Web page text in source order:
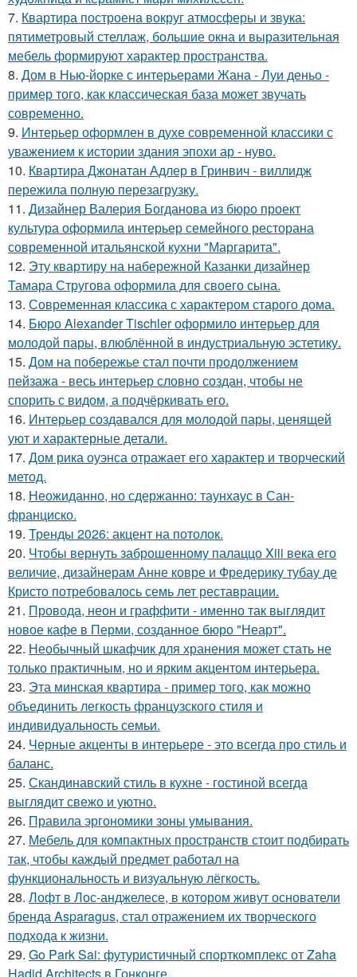
7. Квартира построена вокруг атмосферы и звука:
пятиметровый стеллаж, большие окна и выразительная
мебель формируют характер пространства.
8. Дом в Нью-йорке с интерьерами Жана - Луи деньо -
пример того, как классическая база может звучать
современно.
9. Интерьер оформлен в духе современной классики с
уважением к истории здания эпохи ар - нуво.
10. Квартира Джонатан Адлер в Гринвич - виллидж
пережила полную перезагрузку.
11. Дизайнер Валерия Богданова из бюро проект
культура оформила интерьер семейного ресторана
современной итальянской кухни "Маргарита".
12. Эту квартиру на набережной Казанки дизайнер
Тамара Стругова оформила для своего сына.
13. Современная классика с характером старого дома.
14. Бюро Alexander Tischler оформило интерьер для
молодой пары, влюблённой в индустриальную эстетику.
15. Дом на побережье стал почти продолжением
пейзажа - весь интерьер словно создан, чтобы не
спорить с видом, а подчёркивать его.
16. Интерьер создавался для молодой пары, ценящей
уют и характерные детали.
17. Дом рика оуэнса отражает его характер и творческий
метод.
18. Неожиданно, но сдержанно: таунхаус в Сан-
франциско.
19. Тренды 2026: акцент на потолок.
20. Чтобы вернуть заброшенному палаццо Xiii века его
величие, дизайнерам Анне ковре и Фредерику тубау де
Кристо потребовалось семь лет реставрации.
21. Провода, неон и граффити - именно так выглядит
новое кафе в Перми, созданное бюро "Неарт".
22. Необычный шкафчик для хранения может стать не
только практичным, но и ярким акцентом интерьера.
23. Эта минская квартира - пример того, как можно
объединить легкость французского стиля и
индивидуальность семьи.
24. Черные акценты в интерьере - это всегда про стиль и
баланс.
25. Скандинавский стиль в кухне - гостиной всегда
выглядит свежо и уютно.
26. Правила эргономики зоны умывания.
27. Мебель для компактных пространств стоит подбирать
так, чтобы каждый предмет работал на
функциональность и визуальную лёгкость.
28. Лофт в Лос-анджелесе, в котором живут основатели
бренда Asparagus, стал отражением их творческого
подхода к жизни.
29. Go Park Sai: футуристичный спорткомплекс от Zaha